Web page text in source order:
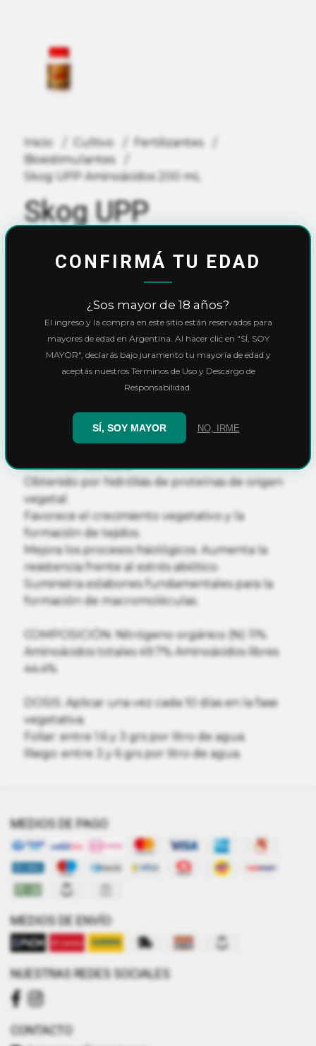
Inicio Cultivo
Fertilizantes
Bioestimulantes
Skog UPP Aminoácidos 200 mL
Skog UPP
Aminoácidos 200 mL
10% OFFconTransferenciaoEfectivo
Precio final:$5.580,00
Ver cuotas y descuentos
SIN STOCK
Polvo Hidrosoluble
Obtenido por hidrólisis de proteínas de origen
vegetal.
Favorece el crecimiento vegetativo y la
formación de tejidos.
Mejora los procesos fisiológicos. Aumenta la
resistencia frente al estrés abiótico.
Suministra eslabones fundamentales para la
formación de macromoléculas.
COMPOSICIÓN: Nitrógeno orgánico (N) 11%
Aminoácidos totales 49.7% Aminoácidos libres
44.4%
DOSIS: Aplicar una vez cada 10 días en la fase
vegetativa.
Foliar: entre 1.6 y 3 grs por litro de agua.
Riego: entre 3 y 6 grs por litro de agua.
MEDIOS DE PAGO
MEDIOS DE ENVÍO
NUESTRAS REDES SOCIALES
CONTACTO
CONFIRMÁ TU EDAD
¿Sos mayor de 18 años?
El ingreso y la compra en este sitio están reservados para
mayores de edad en Argentina. Al hacer clic en "SÍ, SOY
MAYOR", declarás bajo juramento tu mayoría de edad y
aceptás nuestros Términos de Uso y Descargo de
Responsabilidad.
SÍ, SOY MAYOR NO, IRME